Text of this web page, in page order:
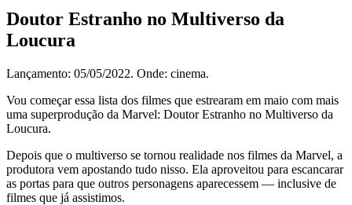
Doutor Estranho no Multiverso da
Loucura
Lançamento: 05/05/2022. Onde: cinema.
Vou começar essa lista dos filmes que estrearam em maio com mais
uma superprodução da Marvel: Doutor Estranho no Multiverso da
Loucura.
Depois que o multiverso se tornou realidade nos filmes da Marvel, a
produtora vem apostando tudo nisso. Ela aproveitou para escancarar
as portas para que outros personagens aparecessem — inclusive de
filmes que já assistimos.